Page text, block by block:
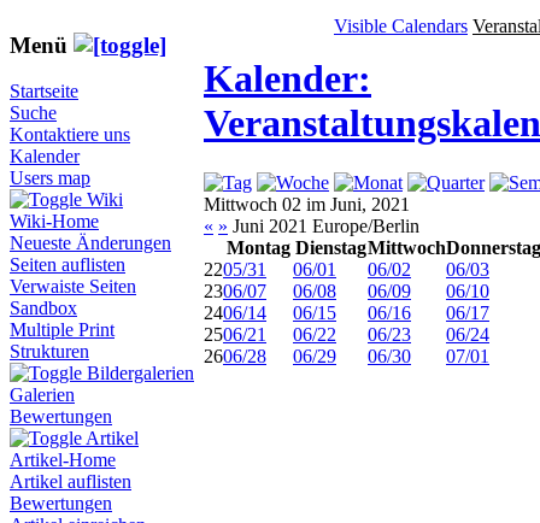
Menü
Startseite
Suche
Kontaktiere uns
Kalender
Users map
Wiki
Wiki-Home
Neueste Änderungen
Seiten auflisten
Verwaiste Seiten
Sandbox
Multiple Print
Strukturen
Bildergalerien
Galerien
Bewertungen
Artikel
Artikel-Home
Artikel auflisten
Bewertungen
Visible Calendars
Kalender:
Mittwoch 02 im Juni, 2021
« » Juni 2021 Europe/Berlin
Montag DienstagMittwochDonnerstag
2205/31 06/01 06/02
06/03
2306/07 06/08 06/09
06/10
2406/14 06/15 06/16
06/17
2506/21 06/22 06/23
06/24
2606/28 06/29 06/30 07/01